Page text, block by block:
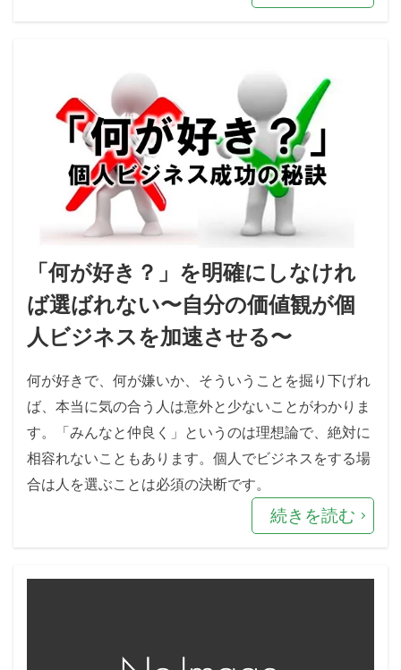
「何が好き？」を明確にしなけれ
ば選ばれない〜自分の価値観が個
人ビジネスを加速させる〜
何が好きで、何が嫌いか、そういうことを掘り下げれ
ば、本当に気の合う人は意外と少ないことがわかりま
す。「みんなと仲良く」というのは理想論で、絶対に
相容れないこともあります。個人でビジネスをする場
合は人を選ぶことは必須の決断です。
続きを読む